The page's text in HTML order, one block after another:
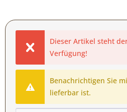
Dieser Artikel steht
Verfügung!
Benachrichtigen Sie
lieferbar ist.